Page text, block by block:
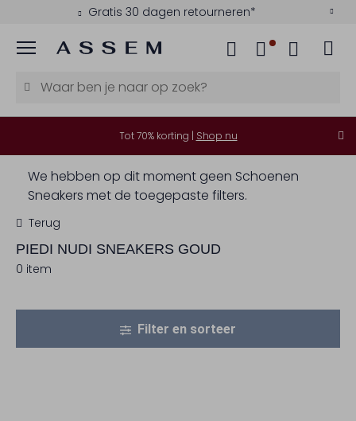
Gratis 30 dagen retourneren*
Menu
Tot 70% korting | Shop nu
We hebben op dit moment geen Schoenen
Sneakers met de toegepaste filters.
Terug
PIEDI NUDI SNEAKERS GOUD
0 item
Filter en sorteer